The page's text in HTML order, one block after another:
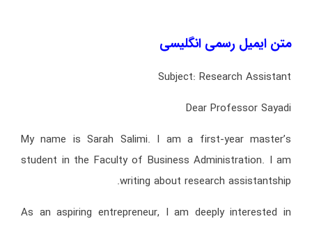
متن ایمیل رسمی انگلیسی
Subject: Research Assistant
Dear Professor Sayadi
My name is Sarah Salimi. I am a first-year master’s
student in the Faculty of Business Administration. I am
writing about research assistantship.
As an aspiring entrepreneur, I am deeply interested in